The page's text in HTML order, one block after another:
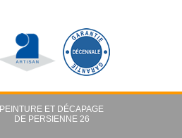
PEINTURE ET DÉCAPAGE
DE PERSIENNE 26